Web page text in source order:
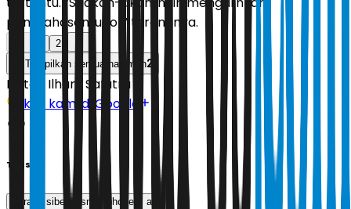
pembahasan judol,” terangnya.
2
Tampilkan semua halaman2
Editor: Ilham Safutra
Ikuti kami di Google
Tags
serang siber smartphone
apjii